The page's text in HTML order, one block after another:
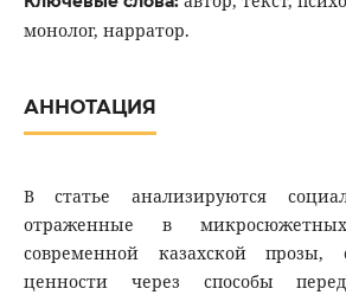
монолог, нарратор.
АННОТАЦИЯ
В статье анализируются
отраженные в микросюжетных
современной казахской прозы,
ценности через способы